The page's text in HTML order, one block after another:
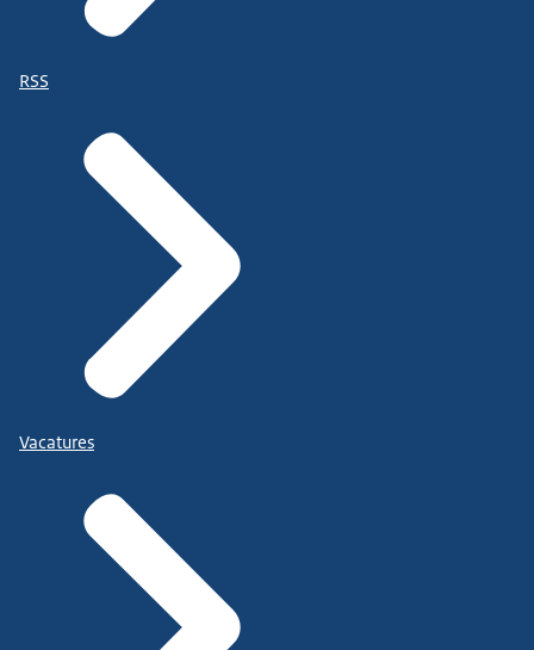
RSS
Vacatures